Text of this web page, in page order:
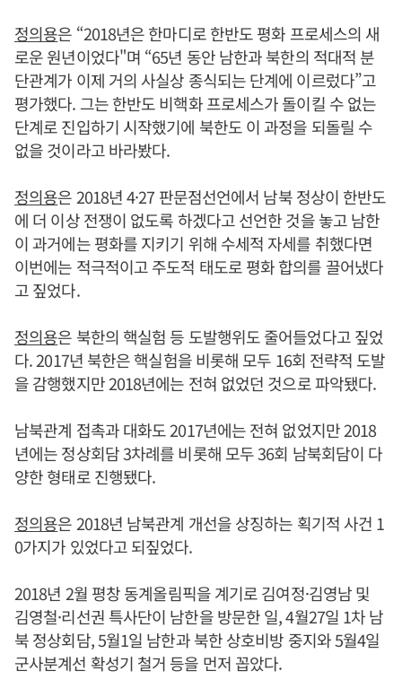
정의용은 “2018년은 한마디로 한반도 평화 프로세스의 새
로운 원년이었다"며 “65년 동안 남한과 북한의 적대적 분
단관계가 이제 거의 사실상 종식되는 단계에 이르렀다”고
평가했다. 그는 한반도 비핵화 프로세스가 돌이킬 수 없는
단계로 진입하기 시작했기에 북한도 이 과정을 되돌릴 수
없을 것이라고 바라봤다.
정의용은 2018년 4·27 판문점선언에서 남북 정상이 한반도
에 더 이상 전쟁이 없도록 하겠다고 선언한 것을 놓고 남한
이 과거에는 평화를 지키기 위해 수세적 자세를 취했다면
이번에는 적극적이고 주도적 태도로 평화 합의를 끌어냈다
고 짚었다.
정의용은 북한의 핵실험 등 도발행위도 줄어들었다고 짚었
다. 2017년 북한은 핵실험을 비롯해 모두 16회 전략적 도발
을 감행했지만 2018년에는 전혀 없었던 것으로 파악됐다.
남북관계 접촉과 대화도 2017년에는 전혀 없었지만 2018
년에는 정상회담 3차례를 비롯해 모두 36회 남북회담이 다
양한 형태로 진행됐다.
정의용은 2018년 남북관계 개선을 상징하는 획기적 사건 1
0가지가 있었다고 되짚었다.
2018년 2월 평창 동계올림픽을 계기로 김여정·김영남 및
김영철·리선권 특사단이 남한을 방문한 일, 4월27일 1차 남
북 정상회담, 5월1일 남한과 북한 상호비방 중지와 5월4일
군사분계선 확성기 철거 등을 먼저 꼽았다.